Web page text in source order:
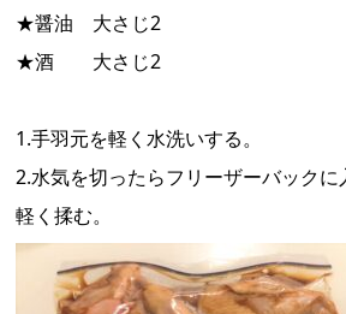
★醤油 大さじ2
★酒 大さじ2
1.手羽元を軽く水洗いする。
2.水気を切ったらフリーザーバック
軽く揉む。